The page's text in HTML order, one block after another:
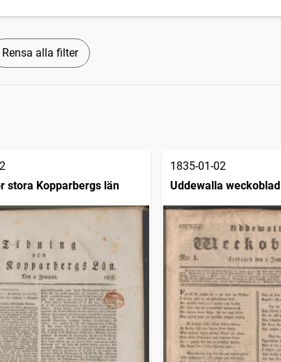
Rensa alla filter
stora Kopparbergs län
1835-01-02
Uddewalla weckoblad